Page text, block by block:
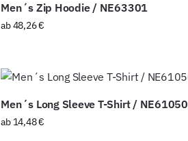
Men´s Zip Hoodie / NE63301
ab48,26€
Men´s Long Sleeve T-Shirt / NE61050
ab 14,48€